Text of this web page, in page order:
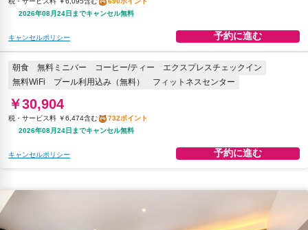
2026年08月24日までキャンセル無料
キャンセルポリシー 予約に進む
朝食 無料ミニバー コーヒー/ティー
エクスプレスチェックイン
無料WiFi
プール利用込み（無料） フィットネスセンター
￥30,904
税・サービス料 ￥6,474含む
732ポイント
2026年08月24日までキャンセル無料
キャンセルポリシー 予約に進む